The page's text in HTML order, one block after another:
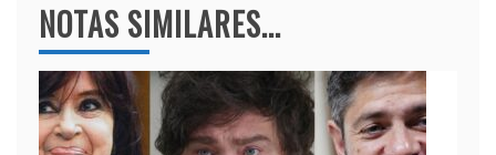
NOTAS SIMILARES...